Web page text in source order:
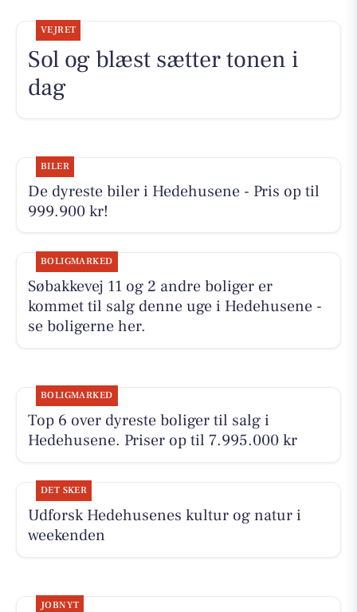
VEJRET
Sol og blæst sætter tonen i
dag
BILER
De dyreste biler i Hedehusene - Pris op til
999.900 kr!
BOLIGMARKED
Søbakkevej 11 og 2 andre boliger er
kommet til salg denne uge i Hedehusene -
se boligerne her.
BOLIGMARKED
Top 6 over dyreste boliger til salg i
Hedehusene. Priser op til 7.995.000 kr
DET SKER
Udforsk Hedehusenes kultur og natur i
weekenden
JOBNYT